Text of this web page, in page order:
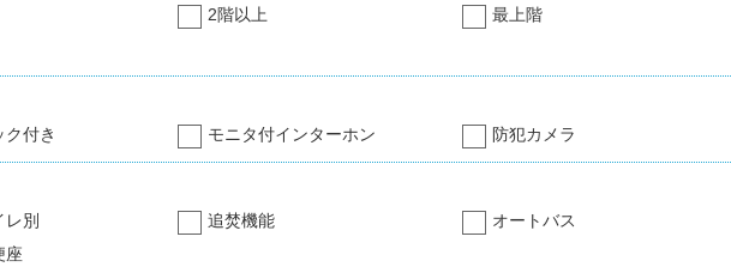
2階以上 最上階
ク付き モニタ付インターホン 防犯カメラ
別 追焚機能 オートバス
座